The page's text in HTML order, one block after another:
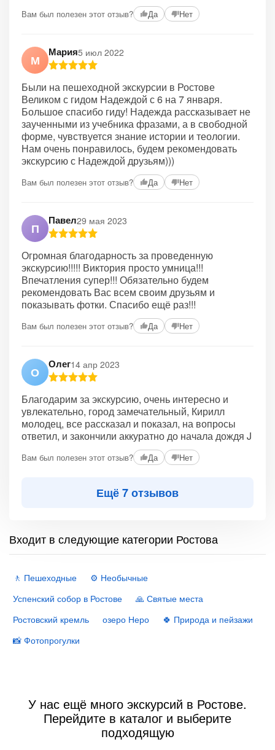
Вам был полезен этот отзыв? Да Нет
М
Мария5 июл 2022
Были на пешеходной экскурсии в Ростове
Великом с гидом Надеждой с 6 на 7 января.
Большое спасибо гиду! Надежда рассказывает не
заученными из учебника фразами, а в свободной
форме, чувствуется знание истории и теологии.
Нам очень понравилось, будем рекомендовать
экскурсию с Надеждой друзьям)))
Вам был полезен этот отзыв? Да Нет
П
Павел29 мая 2023
Огромная благодарность за проведенную
экскурсию!!!!! Виктория просто умница!!!
Впечатления супер!!! Обязательно будем
рекомендовать Вас всем своим друзьям и
показывать фотки. Спасибо ещё раз!!!
Вам был полезен этот отзыв? Да Нет
О
Олег14 апр 2023
Благодарим за экскурсию, очень интересно и
увлекательно, город замечательный, Кирилл
молодец, все рассказал и показал, на вопросы
ответил, и закончили аккуратно до начала дождя J
Вам был полезен этот отзыв? Да Нет
Ещё 7 отзывов
Входит в следующие категории Ростова
🚶 Пешеходные
⚙️ Необычные
Успенский собор в Ростове
🙏 Святые места
Ростовский кремль
озеро Неро
🍀 Природа и пейзажи
📸 Фотопрогулки
У нас ещё много экскурсий в Ростове.
Перейдите в каталог и выберите
подходящую